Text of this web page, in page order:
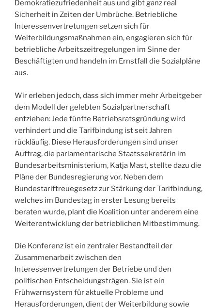
Demokratiezufriedenheit aus und gibt ganz real
Sicherheit in Zeiten der Umbrüche. Betriebliche
Interessenvertretungen setzen sich für
Weiterbildungsmaßnahmen ein, engagieren sich für
betriebliche Arbeitszeitregelungen im Sinne der
Beschäftigten und handeln im Ernstfall die Sozialpläne
aus.
Wir erleben jedoch, dass sich immer mehr Arbeitgeber
dem Modell der gelebten Sozialpartnerschaft
entziehen: Jede fünfte Betriebsratsgründung wird
verhindert und die Tarifbindung ist seit Jahren
rückläufig. Diese Herausforderungen sind unser
Auftrag, die parlamentarische Staatssekretärin im
Bundesarbeitsministerium, Katja Mast, stellte dazu die
Pläne der Bundesregierung vor. Neben dem
Bundestariftreuegesetz zur Stärkung der Tarifbindung,
welches im Bundestag in erster Lesung bereits
beraten wurde, plant die Koalition unter anderem eine
Weiterentwicklung der betrieblichen Mitbestimmung.
Die Konferenz ist ein zentraler Bestandteil der
Zusammenarbeit zwischen den
Interessenvertretungen der Betriebe und den
politischen Entscheidungsträgen. Sie ist ein
Frühwarnsystem für aktuelle Probleme und
Herausforderungen, dient der Weiterbildung sowie